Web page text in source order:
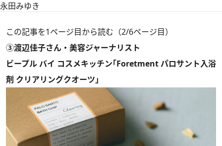
永田みゆき
この記事を1ページ目から読む（2/6ページ目）
③渡辺佳子さん・美容ジャーナリスト
ビープル バイ コスメキッチン｢Foretment パロサント入浴
剤 クリアリングクオーツ｣